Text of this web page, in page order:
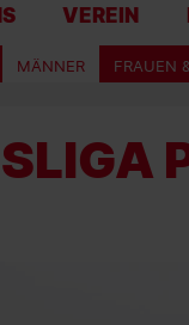
VEREIN
MÄNNER FRAUEN